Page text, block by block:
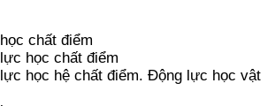
chất điểm
học chất điểm
học hệ chất điểm. Động lực học vật